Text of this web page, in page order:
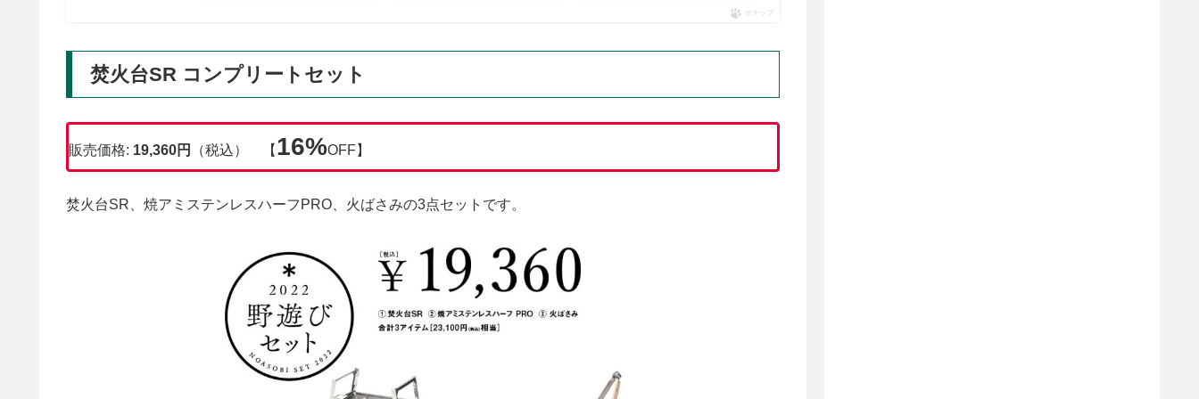
ポチップ
焚火台SR コンプリートセット
販売価格: 19,360円 （税込） 【 16%OFF】
焚火台SR、焼アミステンレスハーフPRO、火ばさみの3点セットです。